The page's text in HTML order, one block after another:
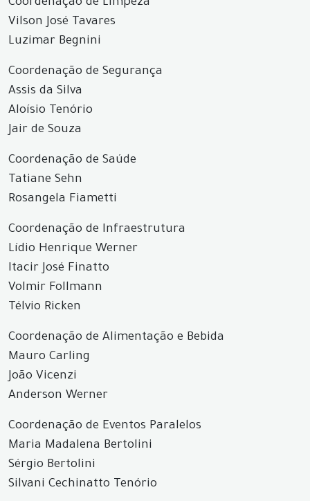
Coordenação de Limpeza
Vilson José Tavares
Luzimar Begnini
Coordenação de Segurança
Assis da Silva
Aloísio Tenório
Jair de Souza
Coordenação de Saúde
Tatiane Sehn
Rosangela Fiametti
Coordenação de Infraestrutura
Lídio Henrique Werner
Itacir José Finatto
Volmir Follmann
Télvio Ricken
Coordenação de Alimentação e Bebida
Mauro Carling
João Vicenzi
Anderson Werner
Coordenação de Eventos Paralelos
Maria Madalena Bertolini
Sérgio Bertolini
Silvani Cechinatto Tenório